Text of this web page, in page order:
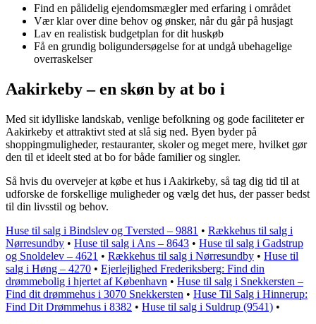
Find en pålidelig ejendomsmægler med erfaring i området
Vær klar over dine behov og ønsker, når du går på husjagt
Lav en realistisk budgetplan for dit huskøb
Få en grundig boligundersøgelse for at undgå ubehagelige
overraskelser
Aakirkeby – en skøn by at bo i
Med sit idylliske landskab, venlige befolkning og gode faciliteter er
Aakirkeby et attraktivt sted at slå sig ned. Byen byder på
shoppingmuligheder, restauranter, skoler og meget mere, hvilket gør
den til et ideelt sted at bo for både familier og singler.
Så hvis du overvejer at købe et hus i Aakirkeby, så tag dig tid til at
udforske de forskellige muligheder og vælg det hus, der passer bedst
til din livsstil og behov.
Huse til salg i Bindslev og Tversted – 9881 • Rækkehus til salg i
Nørresundby • Huse til salg i Ans – 8643 • Huse til salg i Gadstrup
og Snoldelev – 4621 • Rækkehus til salg i Nørresundby • Huse til
salg i Høng – 4270 • Ejerlejlighed Frederiksberg: Find din
drømmebolig i hjertet af København • Huse til salg i Snekkersten –
Find dit drømmehus i 3070 Snekkersten • Huse Til Salg i Hinnerup:
Find Dit Drømmehus i 8382 • Huse til salg i Suldrup (9541) •